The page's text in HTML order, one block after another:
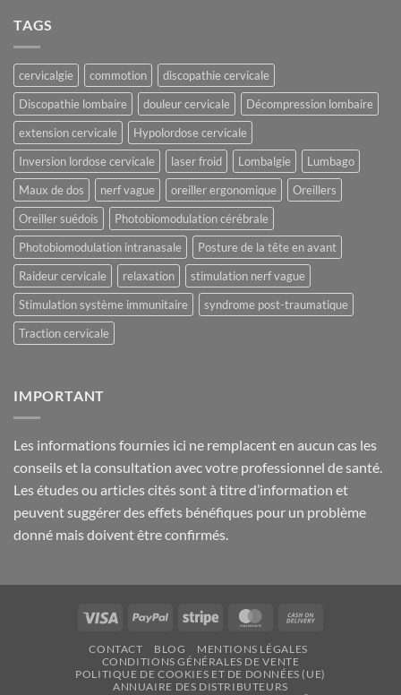
Posture
Ma
Santé
TAGS
cervicalgie commotion
discopathie cervicale
Discopathie lombaire
douleur cervicale
Décompression lombaire
extension cervicale
Hypolordose cervicale
Inversion lordose cervicale
laser froid Lombalgie
Lumbago
Maux de dos
nerf vague oreiller ergonomique
Oreillers
Oreiller suédois
Photobiomodulation cérébrale
Photobiomodulation intranasale
Posture de la tête en avant
Raideur cervicale
relaxation
stimulation nerf vague
Stimulation système immunitaire
syndrome post-traumatique
Traction cervicale
IMPORTANT
Les informations fournies ici ne remplacent en aucun cas les
conseils et la consultation avec votre professionnel de santé.
Les études ou articles cités sont à titre d’information et
peuvent suggérer des effets bénéfiques pour un problème
donné mais doivent être confirmés.
Visa PayPal Stripe MasterCard
CONTACT BLOG
MENTIONS LÉGALES
CONDITIONS GÉNÉRALES DE VENTE
POLITIQUE DE COOKIES ET DE DONNÉES (UE)
ANNUAIRE DES DISTRIBUTEURS